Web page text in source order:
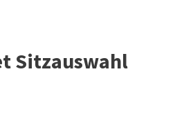
Sitzauswahl